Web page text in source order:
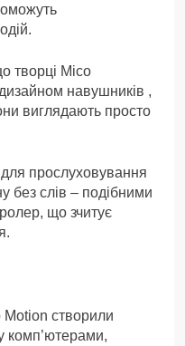
творці Mico
навушників ,
виглядають просто
для прослуховування
без слів – подібними
що зчитує
Motion створили
комп’ютерами,